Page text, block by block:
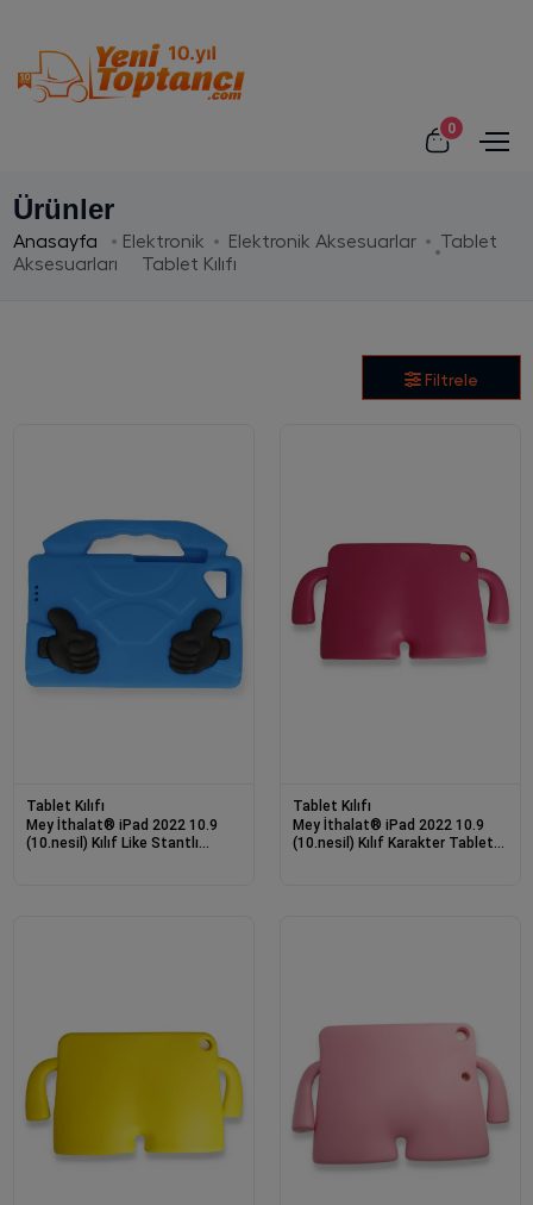
0
Ürünler
Anasayfa Elektronik Elektronik Aksesuarlar
Tablet
Aksesuarları
Tablet Kılıfı
Filtrele
Tablet Kılıfı
Mey İthalat® iPad 2022 10.9
(10.nesil) Kılıf Like Stantlı
Tablet Kılıfı
Mey İthalat® iPad 2022 10.9
(10.nesil) Kılıf Karakter Tablet